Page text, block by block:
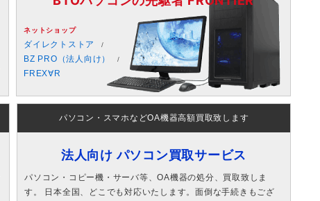
ネットショップ
ダイレクトストア
BZ PRO（法人向け）
FREX∀R
パソコン・スマホなどOA機器高額買取致します
法人向け パソコン買取サービス
パソコン・コピー機・サーバ等、OA機器の処分、買取致しま
す。 日本全国、どこでも対応いたします。面倒な手続きもござ